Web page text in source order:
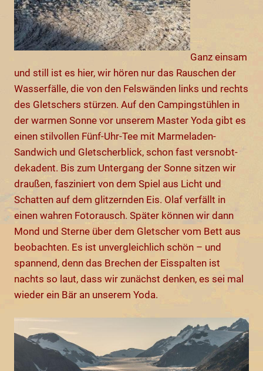
Ganz einsam
und still ist es hier, wir hören nur das Rauschen der
Wasserfälle, die von den Felswänden links und rechts
des Gletschers stürzen. Auf den Campingstühlen in
der warmen Sonne vor unserem Master Yoda gibt es
einen stilvollen Fünf-Uhr-Tee mit Marmeladen-
Sandwich und Gletscherblick, schon fast versnobt-
dekadent. Bis zum Untergang der Sonne sitzen wir
draußen, fasziniert von dem Spiel aus Licht und
Schatten auf dem glitzernden Eis. Olaf verfällt in
einen wahren Fotorausch. Später können wir dann
Mond und Sterne über dem Gletscher vom Bett aus
beobachten. Es ist unvergleichlich schön – und
spannend, denn das Brechen der Eisspalten ist
nachts so laut, dass wir zunächst denken, es sei mal
wieder ein Bär an unserem Yoda.